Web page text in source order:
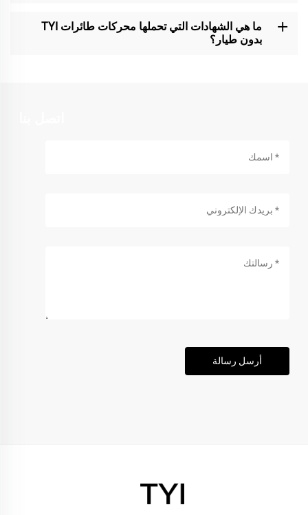
ما هي الشهادات التي تحملها محركات طائرات TYI
بدون طيار؟
أرسل رسالة